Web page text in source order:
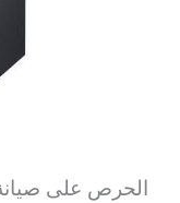
الحرص على صيانة